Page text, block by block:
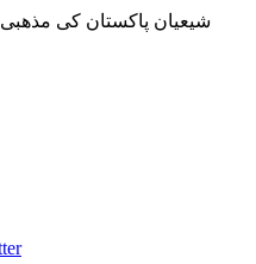
شیعیان پاکستان کی